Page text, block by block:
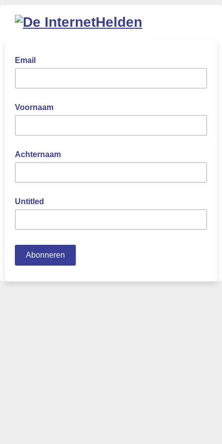
Email
Voornaam
Achternaam
Untitled